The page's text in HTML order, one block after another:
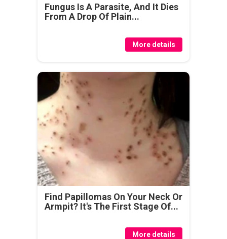
Fungus Is A Parasite, And It Dies
From A Drop Of Plain...
More details
Find Papillomas On Your Neck Or
Armpit? It's The First Stage Of...
More details